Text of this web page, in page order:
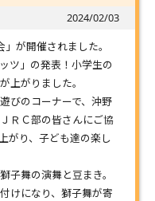
2024/02/03
が開催されました。
ツ」の発表！小学生の
上がりました。
びのコーナーで、沖野
ＲＣ部の皆さんにご協
がり、子ども達の楽し
子舞の演舞と豆まき。
けになり、獅子舞が寄